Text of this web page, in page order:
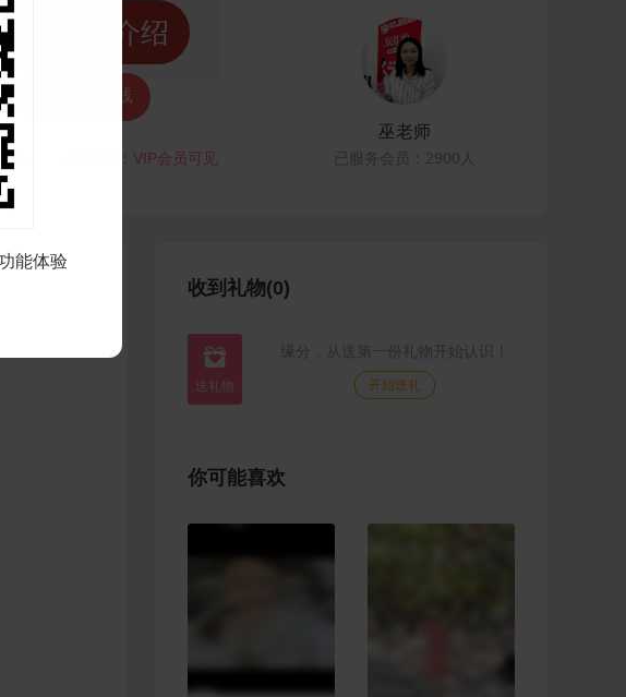
和自我介绍
红娘牵线
见 VIP会员可见
巫老师
已服务会员：2900人
收到礼物(0)
 缘分，从送第一份礼物开始认识！
开始送礼
你可能喜欢
能体验